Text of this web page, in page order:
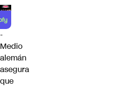
-
Medio
alemán
asegura
que